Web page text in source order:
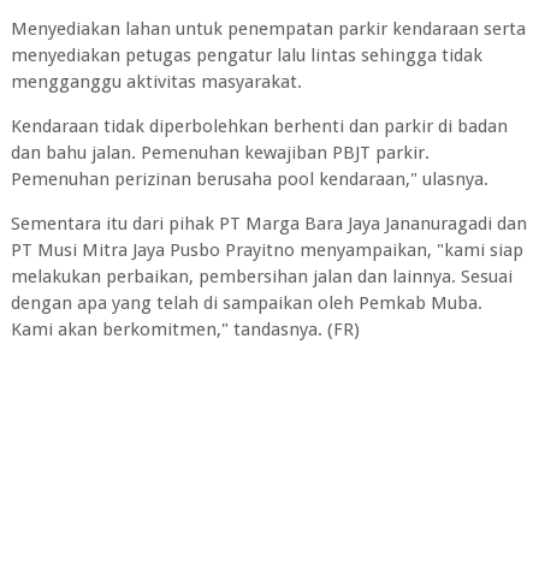
Menyediakan lahan untuk penempatan parkir kendaraan serta
menyediakan petugas pengatur lalu lintas sehingga tidak
mengganggu aktivitas masyarakat.
Kendaraan tidak diperbolehkan berhenti dan parkir di badan
dan bahu jalan. Pemenuhan kewajiban PBJT parkir.
Pemenuhan perizinan berusaha pool kendaraan," ulasnya.
Sementara itu dari pihak PT Marga Bara Jaya Jananuragadi dan
PT Musi Mitra Jaya Pusbo Prayitno menyampaikan, "kami siap
melakukan perbaikan, pembersihan jalan dan lainnya. Sesuai
dengan apa yang telah di sampaikan oleh Pemkab Muba.
Kami akan berkomitmen," tandasnya. (FR)